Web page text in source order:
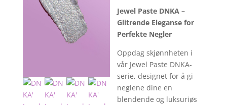
Jewel Paste DNKA –
Glitrende Eleganse for
Perfekte Negler
Oppdag skjønnheten i
vår Jewel Paste DNKA-
serie, designet for å gi
neglene dine en
blendende og luksuriøs